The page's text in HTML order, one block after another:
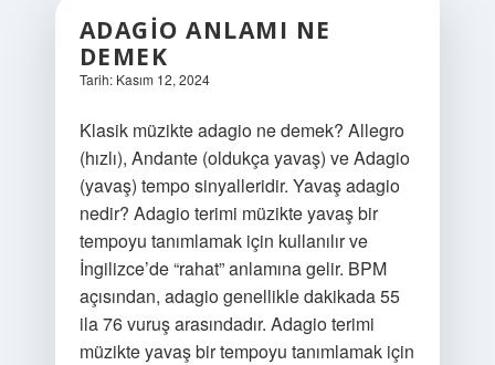
ADAGIO ANLAMI NE
DEMEK
Tarih: Kasım 12, 2024
Klasik müzikte adagio ne demek? Allegro
(hızlı), Andante (oldukça yavaş) ve Adagio
(yavaş) tempo sinyalleridir. Yavaş adagio
nedir? Adagio terimi müzikte yavaş bir
tempoyu tanımlamak için kullanılır ve
İngilizce’de “rahat” anlamına gelir. BPM
açısından, adagio genellikle dakikada 55
ila 76 vuruş arasındadır. Adagio terimi
müzikte yavaş bir tempoyu tanımlamak için